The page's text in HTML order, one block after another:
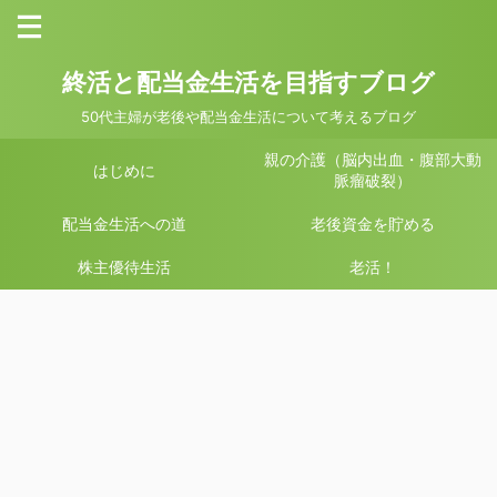
終活と配当金生活を目指すブログ
50代主婦が老後や配当金生活について考えるブログ
はじめに
親の介護（脳内出血・腹部大動
脈瘤破裂）
配当金生活への道 老後資金を貯める
株主優待生活 老活！